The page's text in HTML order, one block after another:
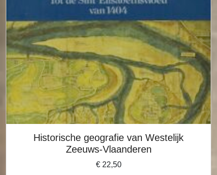
Historische geografie van Westelijk
Zeeuws-Vlaanderen
€22,50